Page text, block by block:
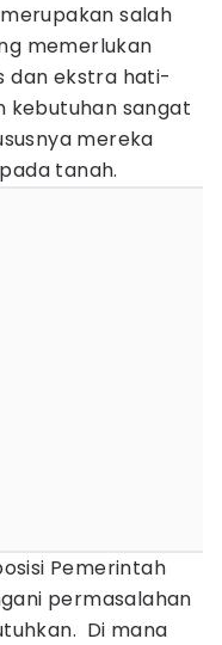
salah
memerlukan
dan ekstra hati-
kebutuhan sangat
mereka
tanah.
Pemerintah
permasalahan
Di mana